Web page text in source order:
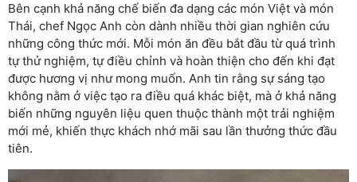
Bên cạnh khả năng chế biến đa dạng các món Việt và món
Thái, chef Ngọc Anh còn dành nhiều thời gian nghiên cứu
những công thức mới. Mỗi món ăn đều bắt đầu từ quá trình
tự thử nghiệm, tự điều chỉnh và hoàn thiện cho đến khi đạt
được hương vị như mong muốn. Anh tin rằng sự sáng tạo
không nằm ở việc tạo ra điều quá khác biệt, mà ở khả năng
biến những nguyên liệu quen thuộc thành một trải nghiệm
mới mẻ, khiến thực khách nhớ mãi sau lần thưởng thức đầu
tiên.